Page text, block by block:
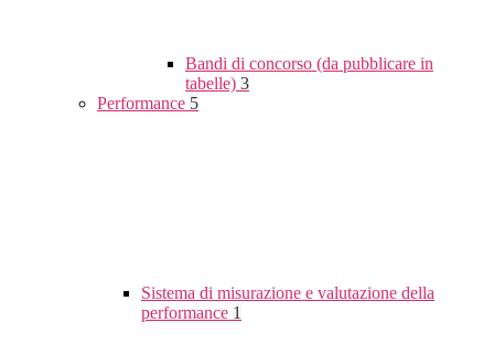
Bandi di concorso (da pubblicare in
tabelle) 3
Performance 5
Sistema di misurazione e valutazione della
performance 1